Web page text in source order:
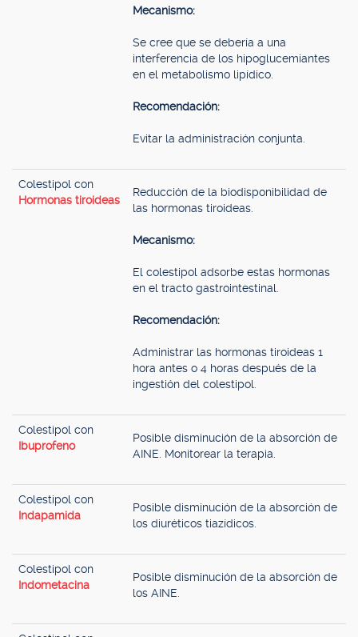
Mecanismo:
Se cree que se debería a una
interferencia de los hipoglucemiantes
en el metabolismo lipídico.
Recomendación:
Evitar la administración conjunta.
Colestipol con
Hormonas tiroideas
Reducción de la biodisponibilidad de
las hormonas tiroideas.
Mecanismo:
El colestipol adsorbe estas hormonas
en el tracto gastrointestinal.
Recomendación:
Administrar las hormonas tiroideas 1
hora antes o 4 horas después de la
ingestión del colestipol.
Colestipol con
Ibuprofeno
Posible disminución de la absorción de
AINE. Monitorear la terapia.
Colestipol con
Indapamida
Posible disminución de la absorción de
los diuréticos tiazídicos.
Colestipol con
Indometacina
Posible disminución de la absorción de
los AINE.